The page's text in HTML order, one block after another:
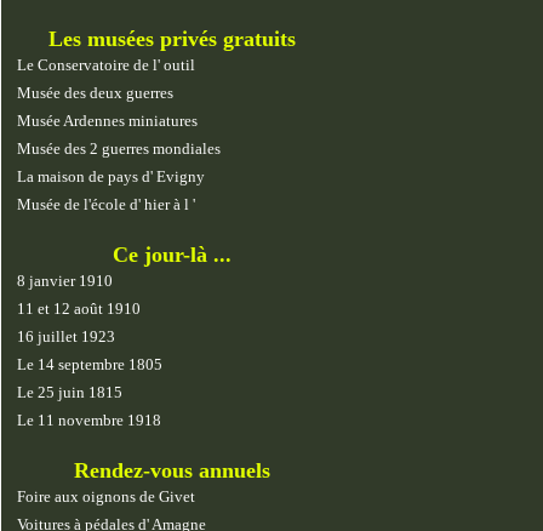
Les musées privés gratuits
Le Conservatoire de l' outil
Musée des deux guerres
Musée Ardennes miniatures
Musée des 2 guerres mondiales
La maison de pays d' Evigny
Musée de l'école d' hier à l '
Ce jour-là ...
8 janvier 1910
11 et 12 août 1910
16 juillet 1923
Le 14 septembre 1805
Le 25 juin 1815
Le 11 novembre 1918
Rendez-vous annuels
Foire aux oignons de Givet
Voitures à pédales d' Amagne